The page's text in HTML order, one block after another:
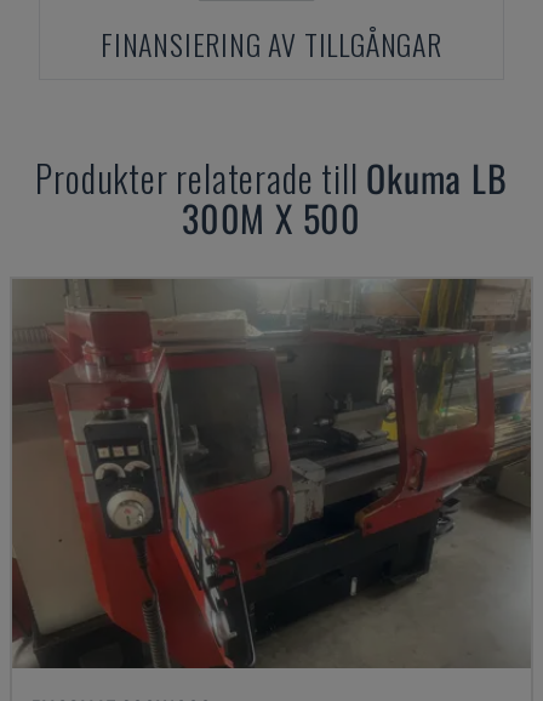
FINANSIERING AV TILLGÅNGAR
Produkter relaterade till Okuma LB
300M X 500